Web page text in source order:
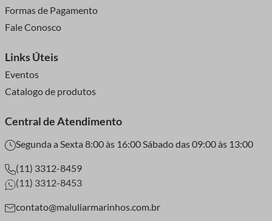
Formas de Pagamento
Fale Conosco
Links Úteis
Eventos
Catalogo de produtos
Central de Atendimento
Segunda a Sexta 8:00 às 16:00 Sábado das 09:00 às 13:00
(11) 3312-8459
(11) 3312-8453
contato@maluliarmarinhos.com.br